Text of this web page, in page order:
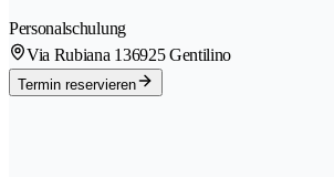
Personalschulung
Via Rubiana 136925 Gentilino
Termin reservieren